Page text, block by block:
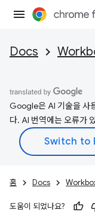
Docs
Google은 AI 기술을 사
다. AI 번역에는 오류가
홈 Docs
도움이 되었나요?